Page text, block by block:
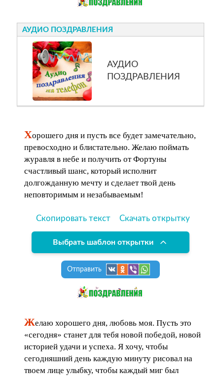
АУДИО ПОЗДРАВЛЕНИЯ
АУДИО
ПОЗДРАВЛЕНИЯ
Хорошего дня и пусть все будет замечательно,
превосходно и блистательно. Желаю поймать
журавля в небе и получить от Фортуны
счастливый шанс, который исполнит
долгожданную мечту и сделает твой день
неповторимым и незабываемым!
Скопировать текст Скачать открытку
Выбрать шаблон открытки
Отправить
Желаю хорошего дня, любовь моя. Пусть это
«сегодня» станет для тебя новой победой, новой
историей удачи и успеха. Я хочу, чтобы
сегодняшний день каждую минуту рисовал на
твоем лице улыбку, чтобы каждый миг был